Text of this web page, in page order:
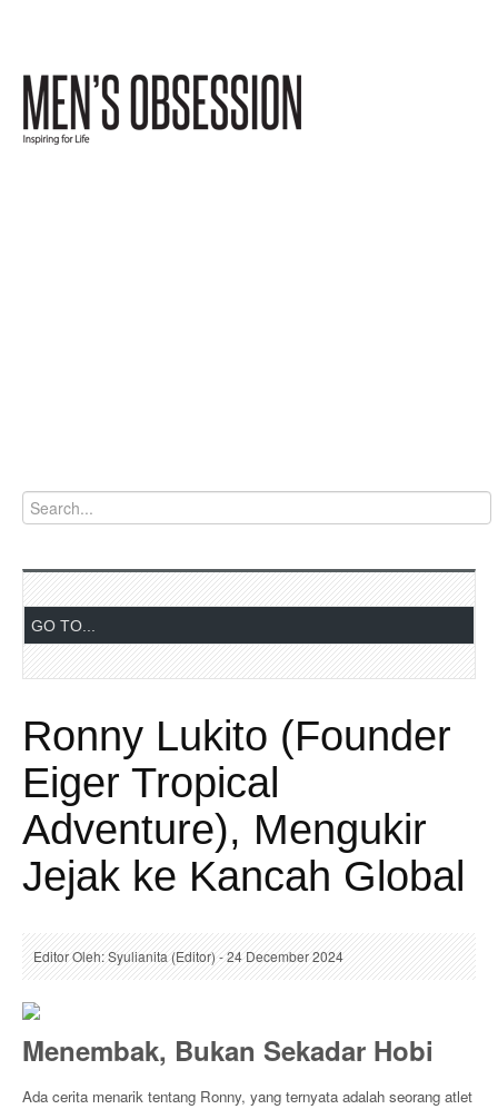
Ronny Lukito (Founder
Eiger Tropical
Adventure), Mengukir
Jejak ke Kancah Global
Editor Oleh: Syulianita (Editor) - 24 December 2024
Menembak, Bukan Sekadar Hobi
Ada cerita menarik tentang Ronny, yang ternyata adalah seorang atlet